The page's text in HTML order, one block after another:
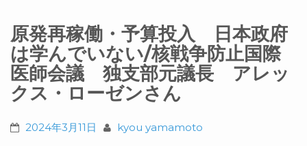
原発再稼働・予算投入 日本政府
は学んでいない/核戦争防止国際
医師会議 独支部元議長 アレッ
クス・ローゼンさん
2024年3月11日 kyou yamamoto